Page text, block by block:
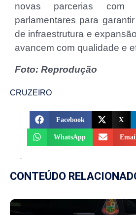
novas parcerias com
parlamentares para
de infraestrutura e
avancem com qualidade e
Foto: Reprodução
CRUZEIRO
Facebook X
WhatsApp Email
CONTEÚDO